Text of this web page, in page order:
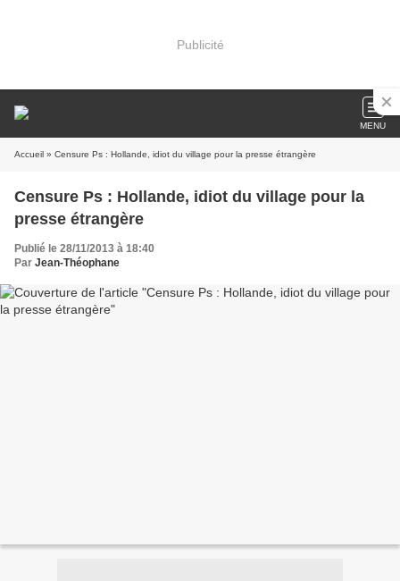
Publicité
MENU
Accueil » Censure Ps : Hollande, idiot du village pour la presse étrangère
Censure Ps : Hollande, idiot du village pour la
presse étrangère
Publié le 28/11/2013 à 18:40
Par Jean-Théophane